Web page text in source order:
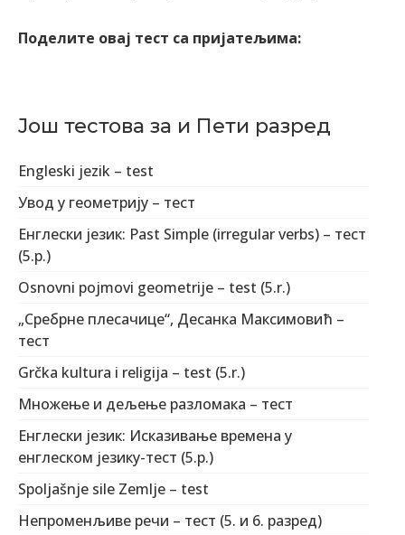
Поделите овај тест са пријатељима:
Још тестова за и Пети разред
Engleski jezik – test
Увод у геометрију – тест
Енглески језик: Past Simple (irregular verbs) – тест
(5.р.)
Osnovni pojmovi geometrije – test (5.r.)
„Сребрне плесачице“, Десанка Максимовић –
тест
Grčka kultura i religija – test (5.r.)
Множење и дељење разломака – тест
Енглески језик: Исказивање времена у
енглеском језику-тест (5.р.)
Spoljašnje sile Zemlje – test
Непроменљиве речи – тест (5. и 6. разред)